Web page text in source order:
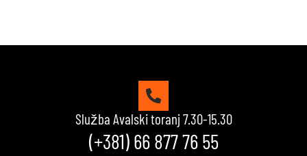
Služba Avalski toranj 7.30-15.30
(+381) 66 877 76 55